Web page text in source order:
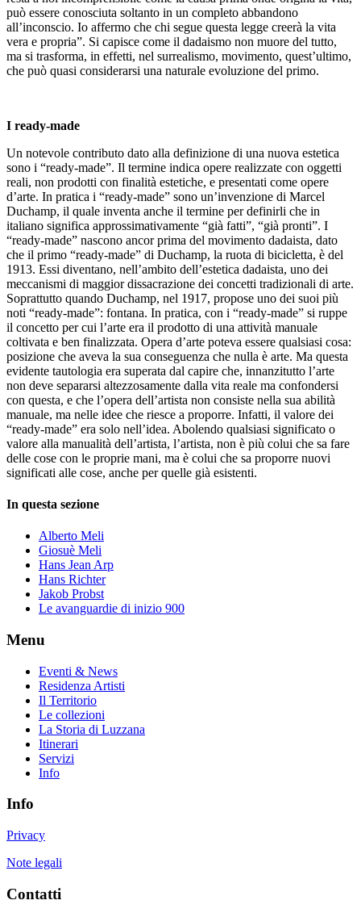
può essere conosciuta soltanto in un completo abbandono
all’inconscio. Io affermo che chi segue questa legge creerà la vita
vera e propria”. Si capisce come il dadaismo non muore del tutto,
ma si trasforma, in effetti, nel surrealismo, movimento, quest’ultimo,
che può quasi considerarsi una naturale evoluzione del primo.
I ready-made
Un notevole contributo dato alla definizione di una nuova estetica
sono i “ready-made”. Il termine indica opere realizzate con oggetti
reali, non prodotti con finalità estetiche, e presentati come opere
d’arte. In pratica i “ready-made” sono un’invenzione di Marcel
Duchamp, il quale inventa anche il termine per definirli che in
italiano significa approssimativamente “già fatti”, “già pronti”. I
“ready-made” nascono ancor prima del movimento dadaista, dato
che il primo “ready-made” di Duchamp, la ruota di bicicletta, è del
1913. Essi diventano, nell’ambito dell’estetica dadaista, uno dei
meccanismi di maggior dissacrazione dei concetti tradizionali di arte.
Soprattutto quando Duchamp, nel 1917, propose uno dei suoi più
noti “ready-made”: fontana. In pratica, con i “ready-made” si ruppe
il concetto per cui l’arte era il prodotto di una attività manuale
coltivata e ben finalizzata. Opera d’arte poteva essere qualsiasi cosa:
posizione che aveva la sua conseguenza che nulla è arte. Ma questa
evidente tautologia era superata dal capire che, innanzitutto l’arte
non deve separarsi altezzosamente dalla vita reale ma confondersi
con questa, e che l’opera dell’artista non consiste nella sua abilità
manuale, ma nelle idee che riesce a proporre. Infatti, il valore dei
“ready-made” era solo nell’idea. Abolendo qualsiasi significato o
valore alla manualità dell’artista, l’artista, non è più colui che sa fare
delle cose con le proprie mani, ma è colui che sa proporre nuovi
significati alle cose, anche per quelle già esistenti.
In questa sezione
Alberto Meli
Giosuè Meli
Hans Jean Arp
Hans Richter
Jakob Probst
Le avanguardie di inizio 900
Menu
Eventi & News
Residenza Artisti
Il Territorio
Le collezioni
La Storia di Luzzana
Itinerari
Servizi
Info
Info
Privacy
Note legali
Contatti